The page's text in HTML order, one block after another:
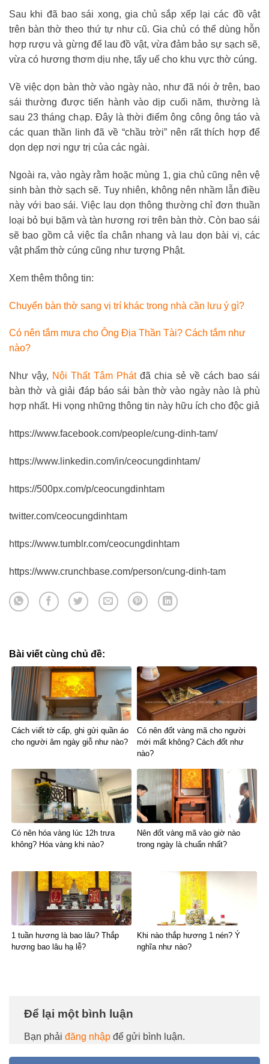
Sau khi đã bao sái xong, gia chủ sắp xếp lại các đồ vật
trên bàn thờ theo thứ tự như cũ. Gia chủ có thể dùng hỗn
hợp rượu và gừng để lau đồ vật, vừa đảm bảo sự sạch sẽ,
vừa có hương thơm dịu nhẹ, tẩy uế cho khu vực thờ cúng.
Về việc dọn bàn thờ vào ngày nào, như đã nói ở trên, bao
sái thường được tiến hành vào dịp cuối năm, thường là
sau 23 tháng chạp. Đây là thời điểm ông công ông táo và
các quan thần linh đã về “chầu trời” nên rất thích hợp để
dọn dẹp nơi ngự trị của các ngài.
Ngoài ra, vào ngày rằm hoặc mùng 1, gia chủ cũng nên vệ
sinh bàn thờ sạch sẽ. Tuy nhiên, không nên nhầm lẫn điều
này với bao sái. Việc lau dọn thông thường chỉ đơn thuần
loại bỏ bụi bặm và tàn hương rơi trên bàn thờ. Còn bao sái
sẽ bao gồm cả việc tỉa chân nhang và lau dọn bài vị, các
vật phẩm thờ cúng cũng như tượng Phật.
Xem thêm thông tin:
Chuyển bàn thờ sang vị trí khác trong nhà cần lưu ý gì?
Có nên tắm mưa cho Ông Địa Thần Tài? Cách tắm như
nào?
Như vậy, Nội Thất Tâm Phátđã chia sẻ về cách bao sái
bàn thờ và giải đáp báo sái bàn thờ vào ngày nào là phù
hợp nhất. Hi vọng những thông tin này hữu ích cho độc giả
https://www.facebook.com/people/cung-dinh-tam/
https://www.linkedin.com/in/ceocungdinhtam/
https://500px.com/p/ceocungdinhtam
twitter.com/ceocungdinhtam
https://www.tumblr.com/ceocungdinhtam
https://www.crunchbase.com/person/cung-dinh-tam
Bài viết cùng chủ đề:
Cách viết tờ cấp, ghi gửi quần áo
cho người âm ngày giỗ như nào?
Có nên đốt vàng mã cho người
mới mất không? Cách đốt như
nào?
Có nên hóa vàng lúc 12h trưa
không? Hóa vàng khi nào?
Nên đốt vàng mã vào giờ nào
trong ngày là chuẩn nhất?
1 tuần hương là bao lâu? Thắp
hương bao lâu hạ lễ?
Khi nào thắp hương 1 nén? Ý
nghĩa như nào?
Để lại một bình luận
Bạn phải đăng nhập để gửi bình luận.